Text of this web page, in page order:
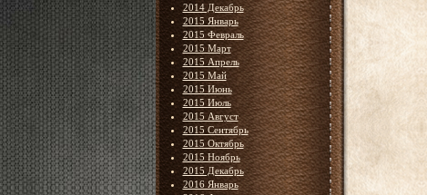
2014 Декабрь
2015 Январь
2015 Февраль
2015 Март
2015 Апрель
2015 Май
2015 Июнь
2015 Июль
2015 Август
2015 Сентябрь
2015 Октябрь
2015 Ноябрь
2015 Декабрь
2016 Январь